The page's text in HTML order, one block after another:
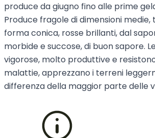
produce da giugno fino alle prime
Produce fragole di dimensioni medie,
forma conica, rosse brillanti, dal
morbide e succose, di buon sapore.
vigorose, molto produttive e
malattie, apprezzano i terreni
differenza della maggior parte delle